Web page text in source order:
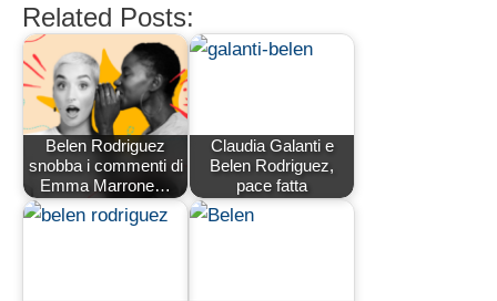
Related Posts:
Belen Rodriguez
snobba i commenti di
Emma Marrone…
Claudia Galanti e
Belen Rodriguez,
pace fatta